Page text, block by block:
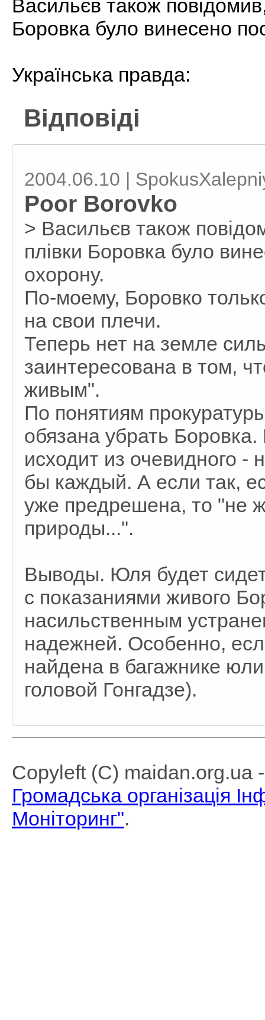
Васильєв також
Боровка було винесено
Українська правда:
Відповіді
2004.06.10 |
Poor Borovko
> Васильєв також
плівки Боровка було
охорону.
По-моему, Боровко
на свои плечи.
Теперь нет на земле
заинтересована в том,
живым".
По понятиям
обязана убрать
исходит из очевидного -
бы каждый. А если так,
уже предрешена, то "не
природы...".
Выводы. Юля будет
с показаниями живого
насильственным
надежней. Особенно,
найдена в багажнике
головой Гонгадзе).
Copyleft (C) maidan.org.ua
Громадська організація
Моніторинг".